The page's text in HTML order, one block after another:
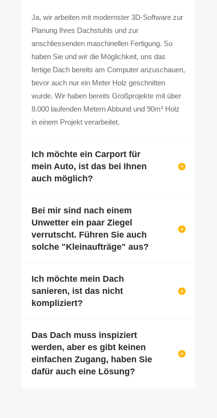
Ja, wir arbeiten mit modernster 3D-Software zur
Planung Ihres Dachstuhls und zur
anschliessenden maschinellen Fertigung. So
haben Sie und wir die Möglichkeit, uns das
fertige Dach bereits am Computer anzuschauen,
bevor auch nur ein Meter Holz geschnitten
wurde. Wir haben bereits Großprojekte mit über
8.000 laufenden Metern Abbund und 90m³ Holz
in einem Projekt verarbeitet.
Ich möchte ein Carport für
mein Auto, ist das bei Ihnen
auch möglich?
Bei mir sind nach einem
Unwetter ein paar Ziegel
verrutscht. Führen Sie auch
solche "Kleinaufträge" aus?
Ich möchte mein Dach
sanieren, ist das nicht
kompliziert?
Das Dach muss inspiziert
werden, aber es gibt keinen
einfachen Zugang, haben Sie
dafür auch eine Lösung?